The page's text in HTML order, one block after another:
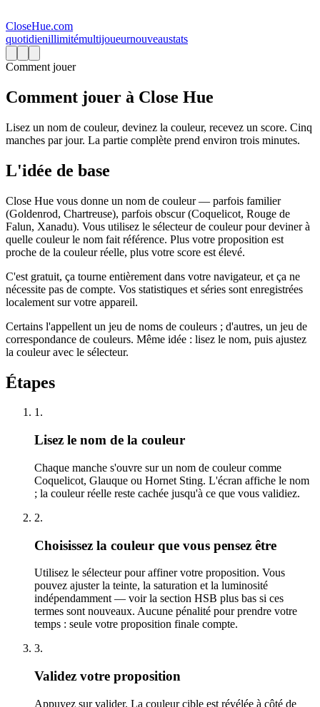
CloseHue.com
quotidienillimitémultijoueurnouveaustats
Comment jouer
Comment jouer à Close Hue
Lisez un nom de couleur, devinez la couleur, recevez un score. Cinq
manches par jour. La partie complète prend environ trois minutes.
L'idée de base
Close Hue vous donne un nom de couleur — parfois familier
(Goldenrod, Chartreuse), parfois obscur (Coquelicot, Rouge de
Falun, Xanadu). Vous utilisez le sélecteur de couleur pour deviner à
quelle couleur le nom fait référence. Plus votre proposition est
proche de la couleur réelle, plus votre score est élevé.
C'est gratuit, ça tourne entièrement dans votre navigateur, et ça ne
nécessite pas de compte. Vos statistiques et séries sont enregistrées
localement sur votre appareil.
Certains l'appellent un jeu de noms de couleurs ; d'autres, un jeu de
correspondance de couleurs. Même idée : lisez le nom, puis ajustez
la couleur avec le sélecteur.
Étapes
1.
Lisez le nom de la couleur
Chaque manche s'ouvre sur un nom de couleur comme
Coquelicot, Glauque ou Hornet Sting. L'écran affiche le nom
; la couleur réelle reste cachée jusqu'à ce que vous validiez.
2.
Choisissez la couleur que vous pensez être
Utilisez le sélecteur pour affiner votre proposition. Vous
pouvez ajuster la teinte, la saturation et la luminosité
indépendamment — voir la section HSB plus bas si ces
termes sont nouveaux. Aucune pénalité pour prendre votre
temps : seule votre proposition finale compte.
3.
Validez votre proposition
Appuyez sur valider. La couleur cible est révélée à côté de